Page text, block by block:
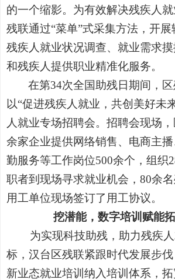
的一个缩影。为有效解决残疾人
残联通过“菜单”式采集方法，开展
残疾人就业状况调查、就业需求
和残疾人提供职业精准化服务。
在第34次全国助残日期间，
以“促进残疾人就业，共创美好未
人就业专场招聘会。招聘会现场
余家企业提供网络销售、电商主
勤服务等工作岗位500余个，组织
职者到现场寻求就业机会，80余
用工单位现场签订了用工协议。
挖潜能，数字培训赋能
为实现科技助残，助力残疾人
标，汉台区残联紧跟时代发展步
新业态就业培训纳入培训体系，